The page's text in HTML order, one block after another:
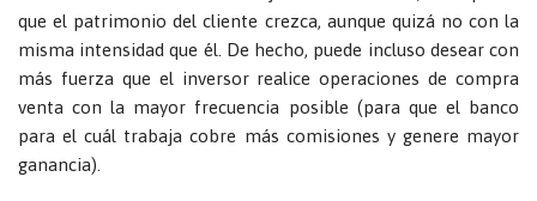
que el patrimonio del cliente crezca, aunque quizá no con la
misma intensidad que él. De hecho, puede incluso desear con
más fuerza que el inversor realice operaciones de compra
venta con la mayor frecuencia posible (para que el banco
para el cuál trabaja cobre más comisiones y genere mayor
ganancia).